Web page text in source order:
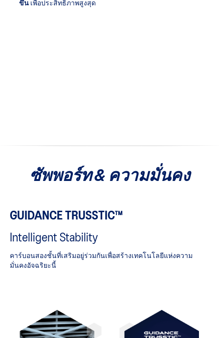
ขึ้น เพื่อประสิทธิภาพสูงสุด
ซัพพอร์ท & ความมั่นคง
GUIDANCE TRUSSTIC™
Intelligent Stability
คาร์บอนสองชั้นที่เสริมอยู่ร่วมกันเพื่อสร้างเทคโนโลยีแห่งความ
มั่นคงอัจฉริยะนี้